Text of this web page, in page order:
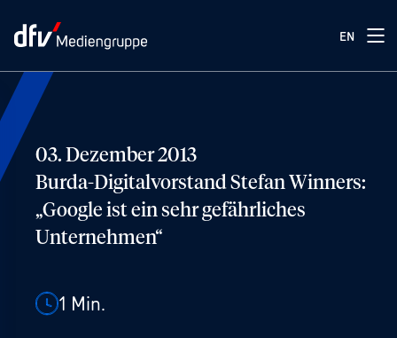
EN
03. Dezember 2013
Burda-Digitalvorstand Stefan Winners:
„Google ist ein sehr gefährliches
Unternehmen“
1 Min.